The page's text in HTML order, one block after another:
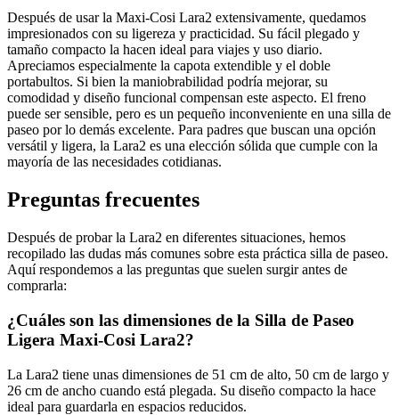
Después de usar la Maxi-Cosi Lara2 extensivamente, quedamos
impresionados con su ligereza y practicidad. Su fácil plegado y
tamaño compacto la hacen ideal para viajes y uso diario.
Apreciamos especialmente la capota extendible y el doble
portabultos. Si bien la maniobrabilidad podría mejorar, su
comodidad y diseño funcional compensan este aspecto. El freno
puede ser sensible, pero es un pequeño inconveniente en una silla de
paseo por lo demás excelente. Para padres que buscan una opción
versátil y ligera, la Lara2 es una elección sólida que cumple con la
mayoría de las necesidades cotidianas.
Preguntas frecuentes
Después de probar la Lara2 en diferentes situaciones, hemos
recopilado las dudas más comunes sobre esta práctica silla de paseo.
Aquí respondemos a las preguntas que suelen surgir antes de
comprarla:
¿Cuáles son las dimensiones de la Silla de Paseo
Ligera Maxi-Cosi Lara2?
La Lara2 tiene unas dimensiones de 51 cm de alto, 50 cm de largo y
26 cm de ancho cuando está plegada. Su diseño compacto la hace
ideal para guardarla en espacios reducidos.